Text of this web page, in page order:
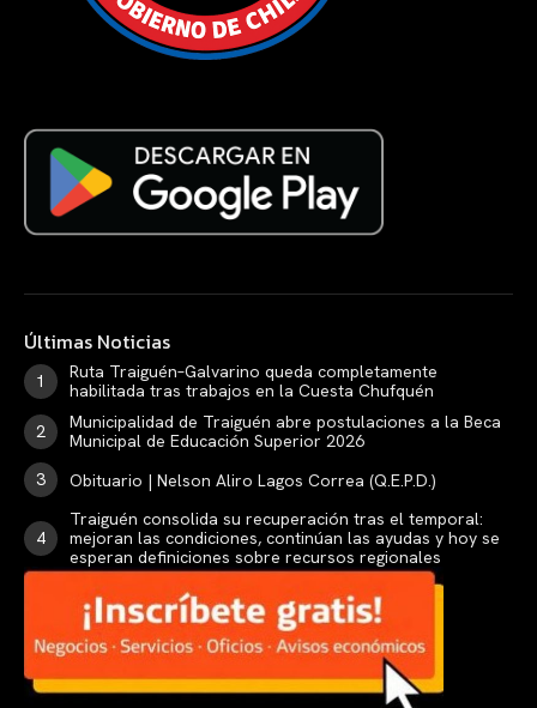
Últimas Noticias
Ruta Traiguén–Galvarino queda completamente
habilitada tras trabajos en la Cuesta Chufquén
Municipalidad de Traiguén abre postulaciones a la Beca
Municipal de Educación Superior 2026
Obituario | Nelson Aliro Lagos Correa (Q.E.P.D.)
Traiguén consolida su recuperación tras el temporal:
mejoran las condiciones, continúan las ayudas y hoy se
esperan definiciones sobre recursos regionales